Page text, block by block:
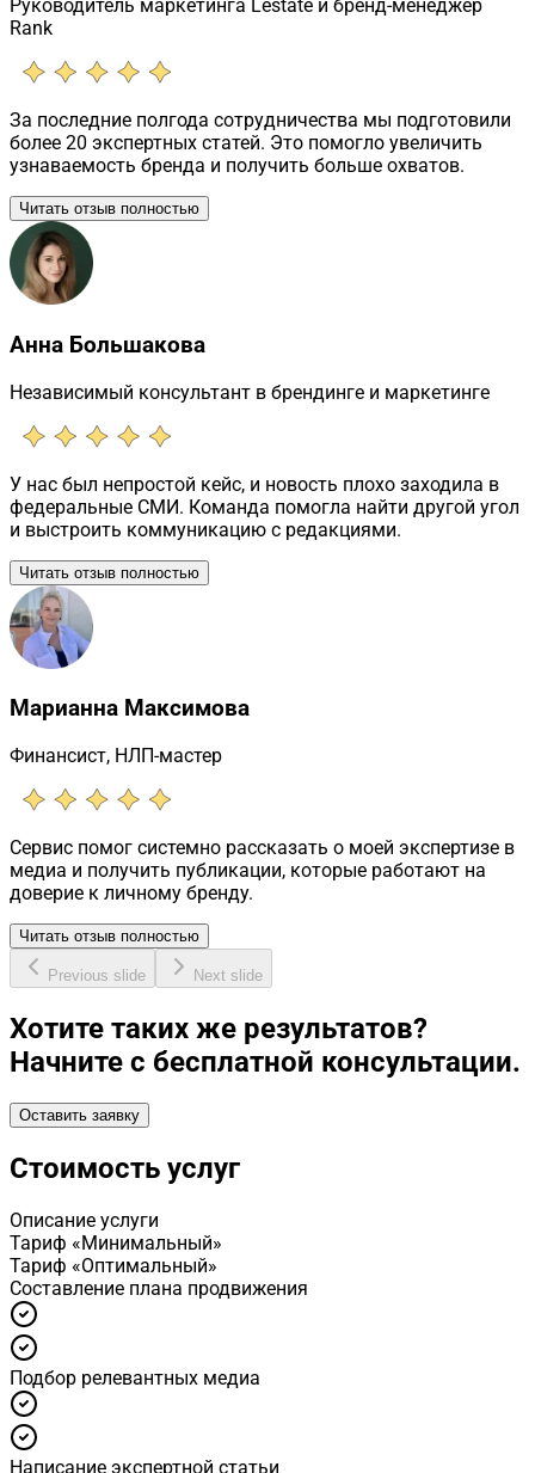
Руководитель маркетинга Lestate и бренд-менеджер
Rank
За последние полгода сотрудничества мы подготовили
более 20 экспертных статей. Это помогло увеличить
узнаваемость бренда и получить больше охватов.
Читать отзыв полностью
Анна Большакова
Независимый консультант в брендинге и маркетинге
У нас был непростой кейс, и новость плохо заходила в
федеральные СМИ. Команда помогла найти другой угол
и выстроить коммуникацию с редакциями.
Читать отзыв полностью
Марианна Максимова
Финансист, НЛП-мастер
Сервис помог системно рассказать о моей экспертизе в
медиа и получить публикации, которые работают на
доверие к личному бренду.
Читать отзыв полностью
Previous slide Next slide
Хотите таких же результатов?
Начните с бесплатной консультации.
Оставить заявку
Стоимость услуг
Описание услуги
Тариф «Минимальный»
Тариф «Оптимальный»
Cоставление плана продвижения
Подбор релевантных медиа
Написание экспертной статьи